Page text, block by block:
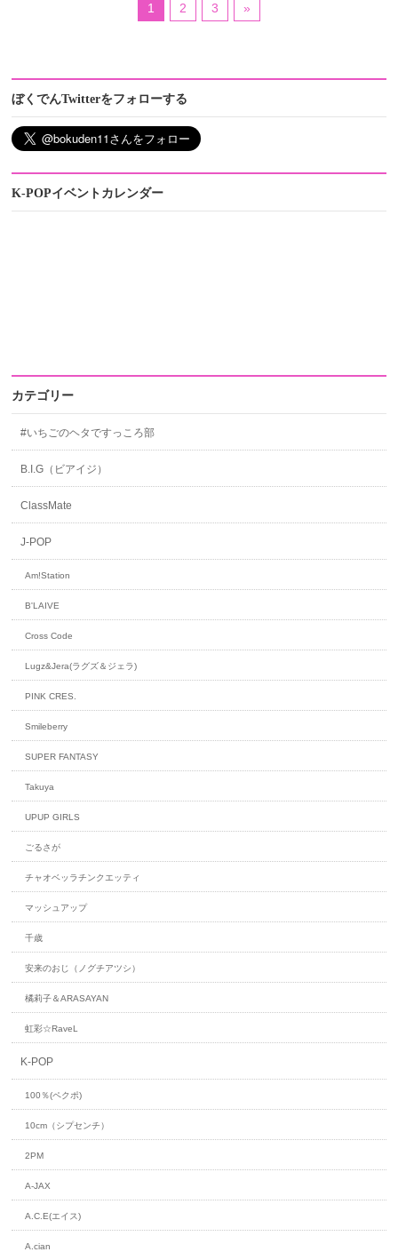
1 2 3 »
ぼくでんTwitterをフォローする
K-POPイベントカレンダー
カテゴリー
#いちごのヘタですっころ部
B.I.G（ビアイジ）
ClassMate
J-POP
Am!Station
B'LAIVE
Cross Code
Lugz&Jera(ラグズ＆ジェラ)
PINK CRES.
Smileberry
SUPER FANTASY
Takuya
UPUP GIRLS
ごるさが
チャオベッラチンクエッティ
マッシュアップ
千歳
安来のおじ（ノグチアツシ）
橘莉子＆ARASAYAN
虹彩☆RaveL
K-POP
100％(ペクポ)
10cm（シプセンチ）
2PM
A-JAX
A.C.E(エイス)
A.cian